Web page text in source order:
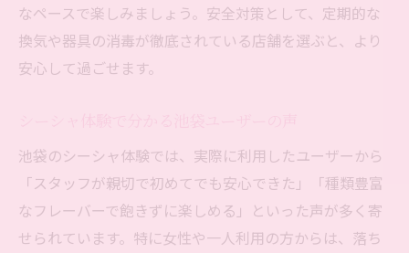
なペースで楽しみましょう。安全対策として、定期的な
換気や器具の消毒が徹底されている店舗を選ぶと、より
安心して過ごせます。
池袋のシーシャ体験では、実際に利用したユーザーから
「スタッフが親切で初めてでも安心できた」「種類豊富
なフレーバーで飽きずに楽しめる」といった声が多く寄
せられています。特に女性や一人利用の方からは、落ち